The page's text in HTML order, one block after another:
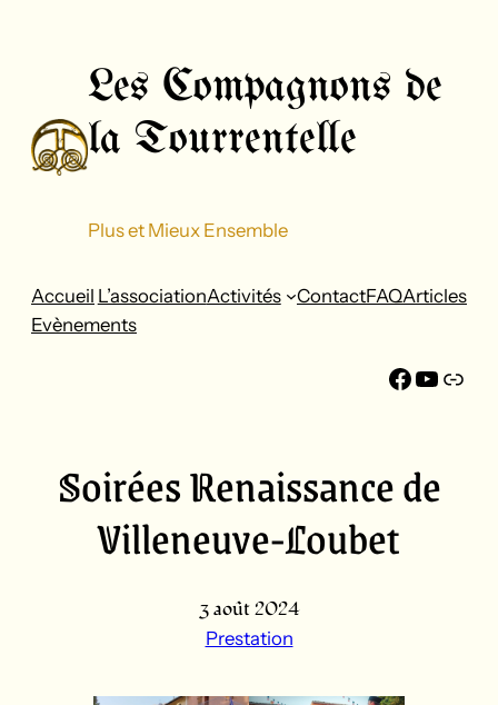
Les Compagnons de
la Tourrentelle
Plus et Mieux Ensemble
Accueil L’associationActivités ContactFAQArticles
Evènements
Soirées Renaissance de
Villeneuve-Loubet
3 août 2024
Prestation